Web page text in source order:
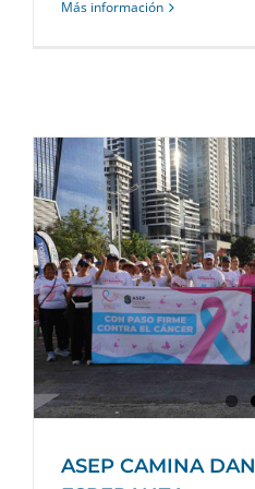
Más información
ASEP CAMINA